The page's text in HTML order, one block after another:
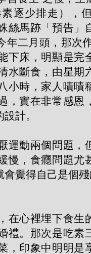
逐少排走），
絲馬跡「預告」
年二月頭，那次
下床，明顯是完
水斷食，由星期
小時，家人嘖嘖
，實在非常感恩
計。
運動兩個問題，
慢，食癮問題尤
會覺得自己是個
在心裡埋下食生
禮。那次是吃素
，印象中明明是